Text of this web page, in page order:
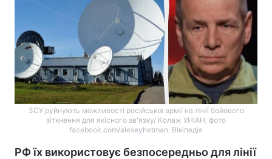
ЗСУ руйнують можливості російської армії на лінії бойового
зіткнення для якісного зв'язку/ Колаж УНІАН, фото
facebook.com/alexeyhetman. Вікіпедія
РФ їх використовує безпосередньо для лінії